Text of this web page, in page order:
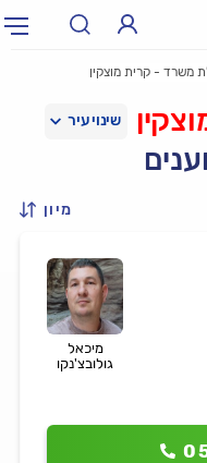
משרד - קרית מוצקין
מיון
מיכאל
גולובצ'נקו